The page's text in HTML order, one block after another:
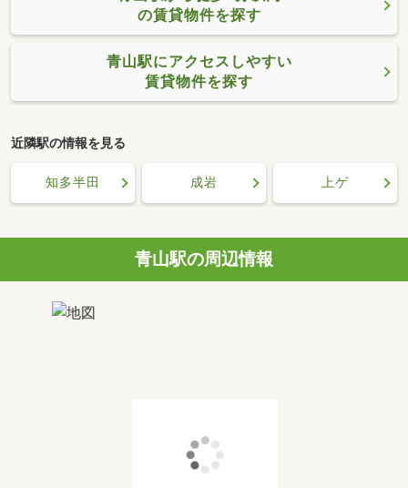
の賃貸物件を探す
青山駅にアクセスしやすい
賃貸物件を探す
近隣駅の情報を見る
知多半田 成岩 上ゲ
青山駅の周辺情報